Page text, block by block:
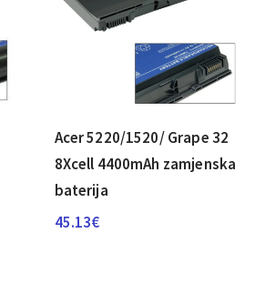
Acer 5220/­1520/­ Grape 32
8Xcell 4400mAh zamjenska
baterija
45.13€